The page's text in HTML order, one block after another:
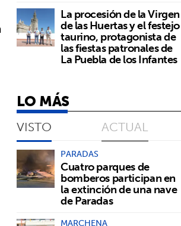
La procesión de la Virgen
de las Huertas y el festejo
taurino, protagonista de
las fiestas patronales de
La Puebla de los Infantes
LO MÁS
VISTO ACTUAL
PARADAS
Cuatro parques de
bomberos participan en
la extinción de una nave
de Paradas
MARCHENA